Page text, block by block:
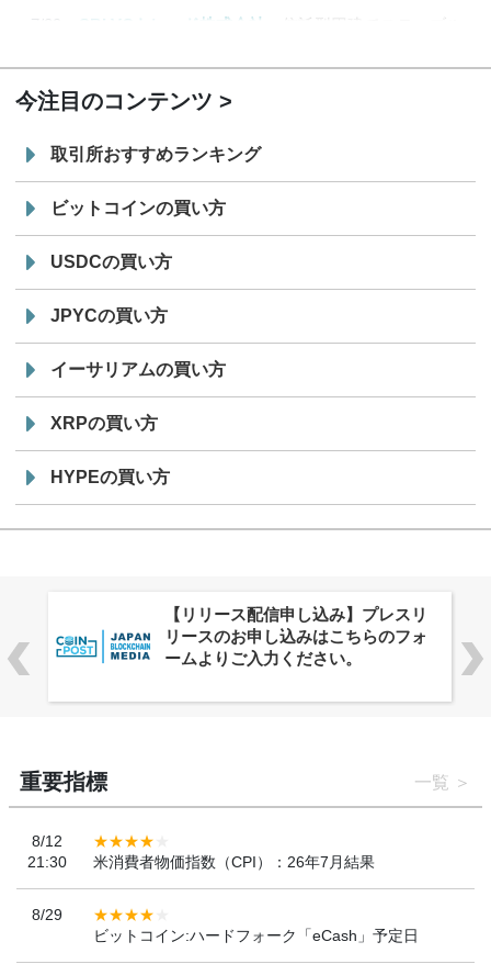
7/29
SBI VCトレード株式会社
信託型円建てステーブル
今注目のコンテンツ
取引所おすすめランキング
ビットコインの買い方
USDCの買い方
JPYCの買い方
イーサリアムの買い方
XRPの買い方
HYPEの買い方
株式会社PlnX、アジア最大級のグロ
ーバルWeb3カンファレンス
「WebX2026」とのコラボレーショ
重要指標 一覧
8/12
21:30
米消費者物価指数（CPI）：26年7月結果
8/29
ビットコイン:ハードフォーク「eCash」予定日